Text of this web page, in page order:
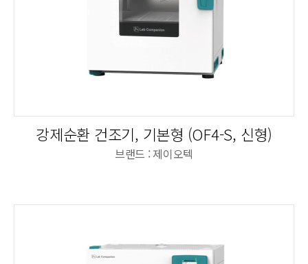
강제순환 건조기, 기본형 (OF4-S, 신형)
브랜드 : 제이오텍